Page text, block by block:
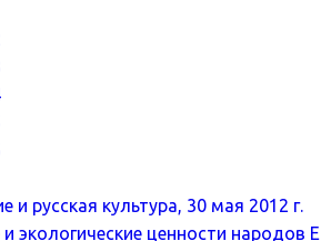
и русская культура, 30 мая 2012 г.
экологические ценности народов